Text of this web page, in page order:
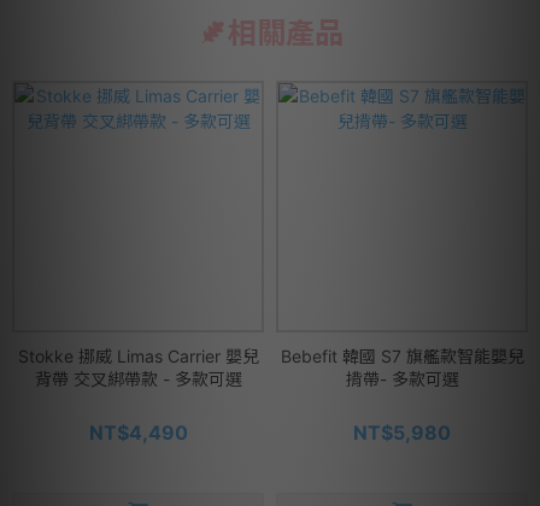
相關產品
Stokke 挪威 Limas Carrier 嬰兒
背帶 交叉綁帶款 - 多款可選
NT$4,490
Bebefit 韓國 S7 旗艦款智能嬰兒
揹帶- 多款可選
NT$5,980